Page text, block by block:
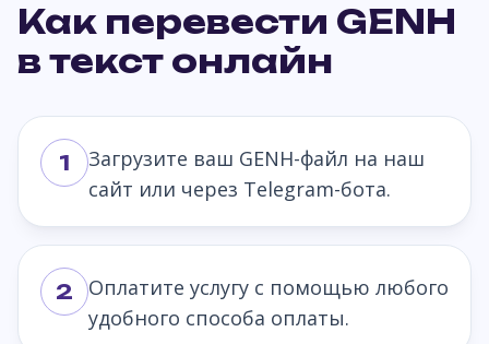
Как перевести GENH
в текст онлайн
1
Загрузите ваш GENH-файл на наш
сайт или через Telegram-бота.
2
Оплатите услугу с помощью любого
удобного способа оплаты.